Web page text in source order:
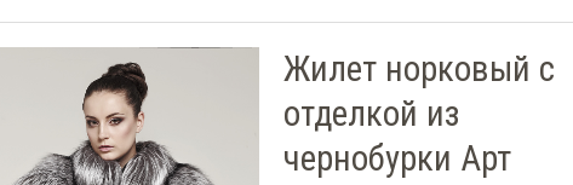
Жилет норковый с
отделкой из
чернобурки Арт